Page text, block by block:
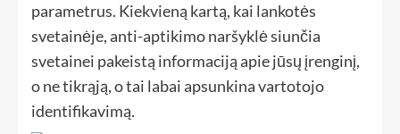
parametrus. Kiekvieną kartą, kai lankotės
svetainėje, anti-aptikimo naršyklė siunčia
svetainei pakeistą informaciją apie jūsų įrenginį,
o ne tikrąją, o tai labai apsunkina vartotojo
identifikavimą.